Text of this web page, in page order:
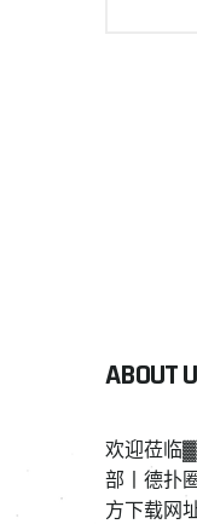
ABOUT
欢迎莅临
部丨德扑
方下载网